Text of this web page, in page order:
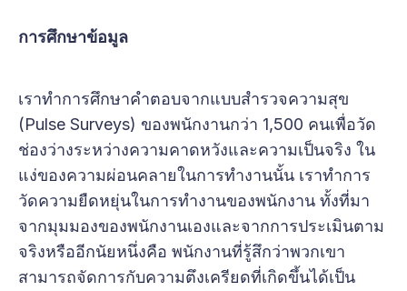
การศึกษาข้อมูล
เราทำการศึกษาคำตอบจากแบบสำรวจความสุข
(Pulse Surveys) ของพนักงานกว่า 1,500 คนเพื่อวัด
ช่องว่างระหว่างความคาดหวังและความเป็นจริง ใน
แง่ของความผ่อนคลายในการทำงานนั้น เราทำการ
วัดความยืดหยุ่นในการทำงานของพนักงาน ทั้งที่มา
จากมุมมองของพนักงานเองและจากการประเมินตาม
จริงหรืออีกนัยหนึ่งคือ พนักงานที่รู้สึกว่าพวกเขา
สามารถจัดการกับความตึงเครียดที่เกิดขึ้นได้เป็น